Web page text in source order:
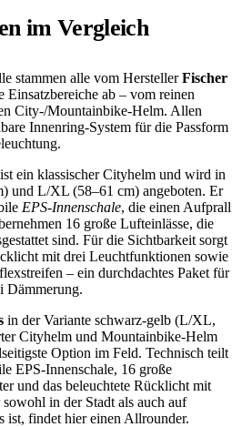
im Vergleich
stammen alle vom HerstellerFischer
Einsatzbereiche ab – vom reinen
City-/Mountainbike-Helm. Allen
Innenring-System für die Passform
ist ein klassischer Cityhelm und wird in
und L/XL (58–61 cm) angeboten. Er
EPS-Innenschale, die einen Aufprall
16 große Lufteinlässe, die
sind. Für die Sichtbarkeit sorgt
mit drei Leuchtfunktionen sowie
– ein durchdachtes Paket für
Dämmerung.
in der Variante schwarz-gelb (L/XL,
Cityhelm und Mountainbike-Helm
Option im Feld. Technisch teilt
EPS-Innenschale, 16 große
und das beleuchtete Rücklicht mit
in der Stadt als auch auf
ist, findet hier einen Allrounder.